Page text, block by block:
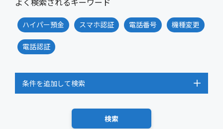
ハイパー預金 スマホ認証 電話番号 機種変更
電話認証
条件を追加して検索